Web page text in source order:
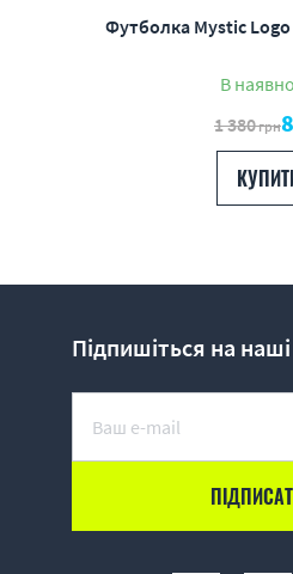
Футболка Mystic
В
1 380грн
Підпишіться на